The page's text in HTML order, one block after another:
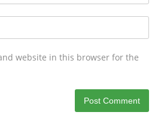
website in this browser for the